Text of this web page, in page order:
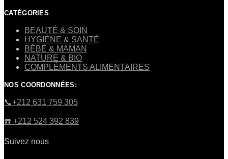
CATÉGORIES
BEAUTÉ & SOIN
HYGIÈNE & SANTÉ
BÉBÉ & MAMAN
NATURE & BIO
COMPLÉMENTS ALIMENTAIRES
NOS COORDONNÉES:
​📞+212 631 759 305
☎️​ +212 524 392 839
Suivez nous